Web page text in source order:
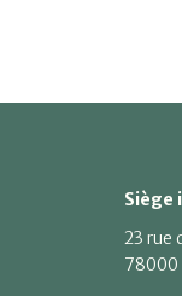
Siège
23 rue
78000